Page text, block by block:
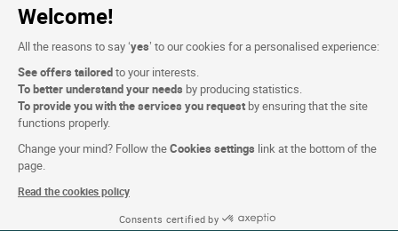
Welcome!
All the reasons to say ‘yes’ to our cookies for a personalised experience:
See offers tailoredto your interests.
To better understand your needs by producing statistics.
To provide you with the services you request by ensuring that the site
functions properly.
Change your mind? Follow theCookies settings link at the bottom of the
page.
Read the cookies policy
Consents certified by
Top Pays
Top Régions
Top Villes
Top Hotels